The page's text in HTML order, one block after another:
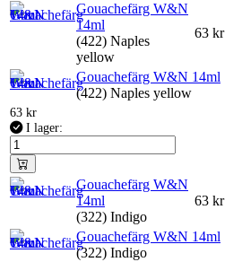
Gouachefärg W&N
14ml
(422) Naples
yellow
63 kr
Gouachefärg W&N 14ml
(422) Naples yellow
63 kr
I lager:
Gouachefärg W&N
14ml
(322) Indigo
63 kr
Gouachefärg W&N 14ml
(322) Indigo